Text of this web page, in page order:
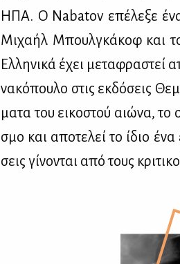
ΗΠΑ. Ο Nabatov επέ­λε­ξε
Μι­χα­ήλ Μπουλ­γκά­κοφ και
Ελ­λη­νι­κά έχει με­τα­φρα­στεί
να­κό­που­λο στις εκ­δό­σεις
μα­τα του ει­κο­στού αιώ­να, το
σμο και απο­τε­λεί το ίδιο
σεις γί­νο­νται από τους